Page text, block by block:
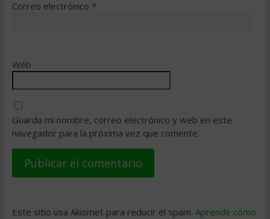
Correo electrónico *
Web
Guarda mi nombre, correo electrónico y web en este
navegador para la próxima vez que comente.
Este sitio usa Akismet para reducir el spam. Aprende cómo